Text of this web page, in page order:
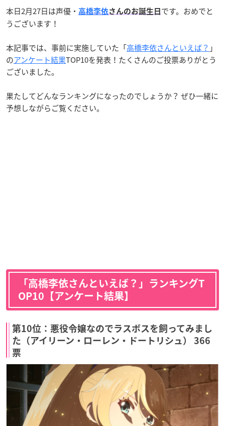
本日2月27日は声優・ 高橋李依さんのお誕生日 です。おめでと
うございます！
本記事では、事前に実施していた「高橋李依さんといえば？ 」
のアンケート結果TOP10を発表！たくさんのご投票ありがとう
ございました。
果たしてどんなランキングになったのでしょうか？ ぜひ一緒に
予想しながらご覧ください。
「高橋李依さんといえば？」ランキングT
OP10【アンケート結果】
第10位：悪役令嬢なのでラスボスを飼ってみまし
た（アイリーン・ローレン・ドートリシュ） 366
票